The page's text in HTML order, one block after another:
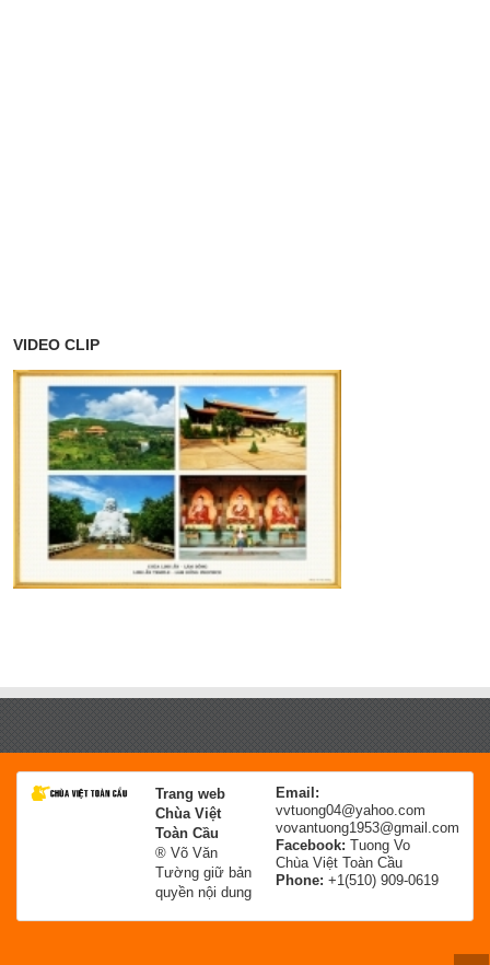
VIDEO CLIP
Trang web
Chùa Việt
Toàn Cầu
® Võ Văn
Tường giữ bản
quyền nội dung
Email:
vvtuong04@yahoo.com
vovantuong1953@gmail.com
Facebook: Tuong Vo
Chùa Việt Toàn Cầu
Phone: +1(510) 909-0619